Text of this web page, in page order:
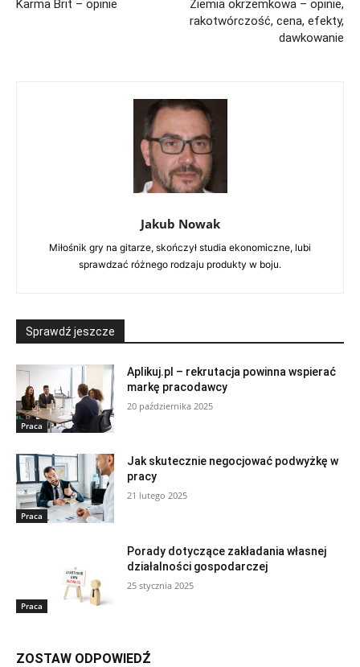
Karma Brit – opinie
Ziemia okrzemkowa – opinie,
rakotwórczość, cena, efekty,
dawkowanie
Jakub Nowak
Miłośnik gry na gitarze, skończył studia ekonomiczne, lubi
sprawdzać różnego rodzaju produkty w boju.
Sprawdź jeszcze
Praca
Aplikuj.pl – rekrutacja powinna wspierać
markę pracodawcy
20 października 2025
Praca
Jak skutecznie negocjować podwyżkę w
pracy
21 lutego 2025
Praca
Porady dotyczące zakładania własnej
działalności gospodarczej
25 stycznia 2025
ZOSTAW ODPOWIEDŹ